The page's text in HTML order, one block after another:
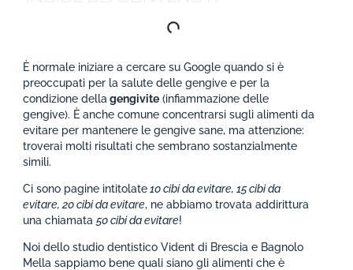
È normale iniziare a cercare su Google quando si è
preoccupati per la salute delle gengive e per la
condizione della gengivite (infiammazione delle
gengive). È anche comune concentrarsi sugli alimenti da
evitare per mantenere le gengive sane, ma attenzione:
troverai molti risultati che sembrano sostanzialmente
simili.
Ci sono pagine intitolate 10 cibi da evitare, 15 cibi da
evitare, 20 cibi da evitare, ne abbiamo trovata addirittura
una chiamata50 cibi da evitare!
Noi dello studio dentistico Vident di Brescia e Bagnolo
Mella sappiamo bene quali siano gli alimenti che è